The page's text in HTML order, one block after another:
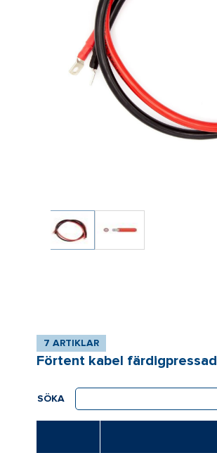
SÖKA
7 ARTIKLAR
Förtent kabel färdigpressad